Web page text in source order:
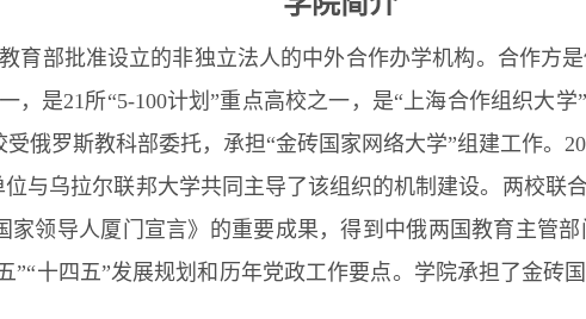
育部批准设立的非独立法人的中外合作办学机构。合作方
，是21所“5-100计划”重点高校之一，是“上海合作组织大
俄罗斯教科部委托，承担“金砖国家网络大学”组建工作。
与乌拉尔联邦大学共同主导了该组织的机制建设。两校联
家领导人厦门宣言》的重要成果，得到中俄两国教育主管
”“十四五”发展规划和历年党政工作要点。学院承担了金砖